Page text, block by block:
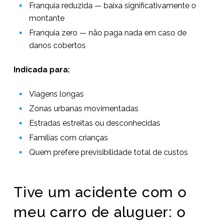
Franquia reduzida — baixa significativamente o
montante
Franquia zero — não paga nada em caso de
danos cobertos
Indicada para:
Viagens longas
Zonas urbanas movimentadas
Estradas estreitas ou desconhecidas
Famílias com crianças
Quem prefere previsibilidade total de custos
Tive um acidente com o
meu carro de aluguer: o